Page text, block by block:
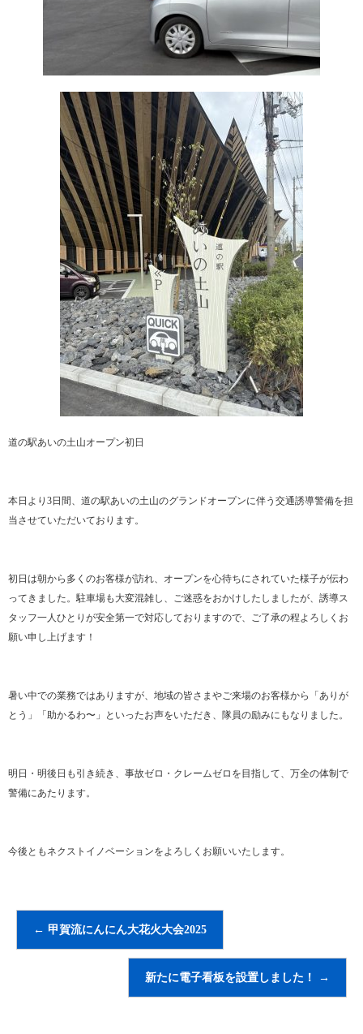
道の駅あいの土山オープン初日
本日より3日間、道の駅あいの土山のグランドオープンに伴う交通誘導警備を担
当させていただいております。
初日は朝から多くのお客様が訪れ、オープンを心待ちにされていた様子が伝わ
ってきました。駐車場も大変混雑し、ご迷惑をおかけしたしましたが、誘導ス
タッフ一人ひとりが安全第一で対応しておりますので、ご了承の程よろしくお
願い申し上げます！
暑い中での業務ではありますが、地域の皆さまやご来場のお客様から「ありが
とう」「助かるわ〜」といったお声をいただき、隊員の励みにもなりました。
明日・明後日も引き続き、事故ゼロ・クレームゼロを目指して、万全の体制で
警備にあたります。
今後ともネクストイノベーションをよろしくお願いいたします。
← 甲賀流にんにん大花火大会2025
新たに電子看板を設置しました！ →